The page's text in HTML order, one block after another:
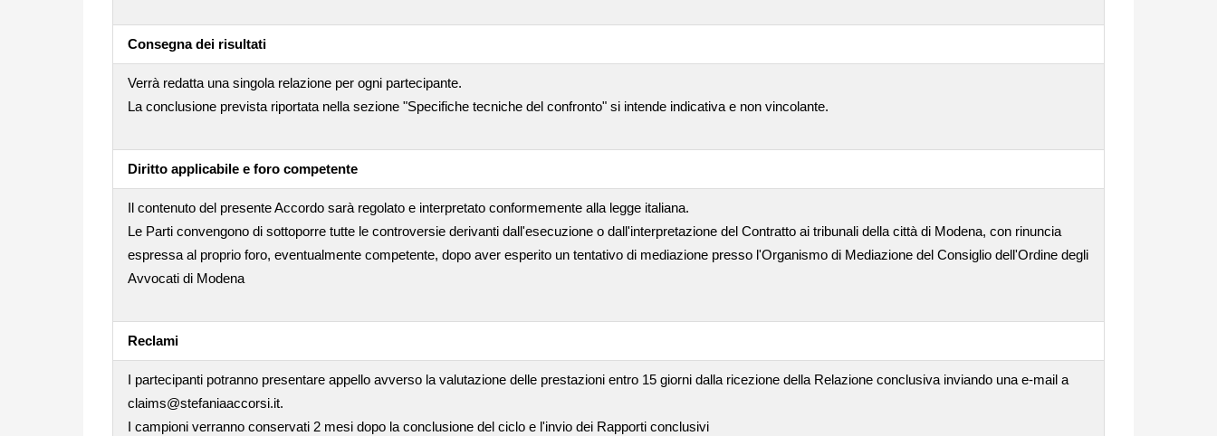
Consegna dei risultati
Verrà redatta una singola relazione per ogni partecipante.
La conclusione prevista riportata nella sezione "Specifiche tecniche del confronto" si intende indicativa e non vincolante.
Diritto applicabile e foro competente
Il contenuto del presente Accordo sarà regolato e interpretato conformemente alla legge italiana.
Le Parti convengono di sottoporre tutte le controversie derivanti dall'esecuzione o dall'interpretazione del Contratto ai tribunali della città di Modena, con rinuncia
espressa al proprio foro, eventualmente competente, dopo aver esperito un tentativo di mediazione presso l'Organismo di Mediazione del Consiglio dell'Ordine degli
Avvocati di Modena
Reclami
I partecipanti potranno presentare appello avverso la valutazione delle prestazioni entro 15 giorni dalla ricezione della Relazione conclusiva inviando una e-mail a
claims@stefaniaaccorsi.it.
I campioni verranno conservati 2 mesi dopo la conclusione del ciclo e l'invio dei Rapporti conclusivi